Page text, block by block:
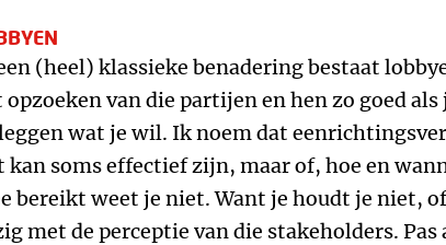
(heel) klassieke benadering bestaat
opzoeken van die partijen en hen zo goed als
wat je wil. Ik noem dat
kan soms effectief zijn, maar of, hoe en
bereikt weet je niet. Want je houdt je niet,
met de perceptie van die stakeholders. Pas